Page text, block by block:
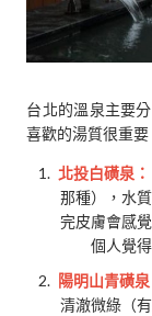
台北的溫泉主要
喜歡的湯質很重要
北投白磺泉：
那種），水
完皮膚會感
個人覺
陽明山青磺泉
清澈微綠（